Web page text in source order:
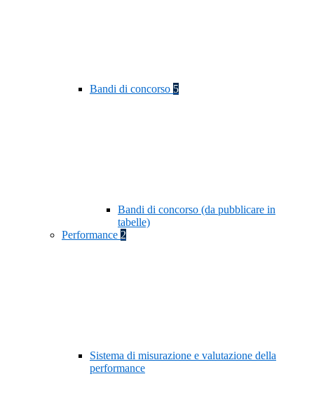
Bandi di concorso 5
Bandi di concorso (da pubblicare in
tabelle)
Performance 2
Sistema di misurazione e valutazione della
performance